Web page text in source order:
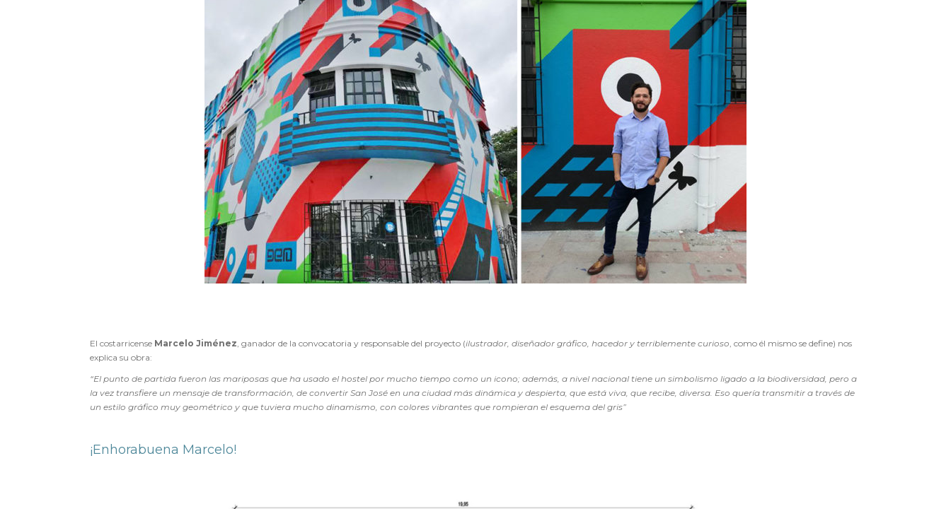
El costarricense Marcelo Jiménez, ganador de la convocatoria y responsable del proyecto (ilustrador, diseñador gráfico, hacedor y terriblemente curioso, como él mismo se define) nos
explica su obra:
“El punto de partida fueron las mariposas que ha usado el hostel por mucho tiempo como un icono; además, a nivel nacional tiene un simbolismo ligado a la biodiversidad, pero a
la vez transfiere un mensaje de transformación, de convertir San José en una ciudad más dinámica y despierta, que está viva, que recibe, diversa. Eso quería transmitir a través de
un estilo gráfico muy geométrico y que tuviera mucho dinamismo, con colores vibrantes que rompieran el esquema del gris”
¡Enhorabuena Marcelo!